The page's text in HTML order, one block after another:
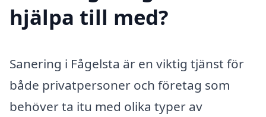
hjälpa till med?
Sanering i Fågelsta är en viktig tjänst för
både privatpersoner och företag som
behöver ta itu med olika typer av